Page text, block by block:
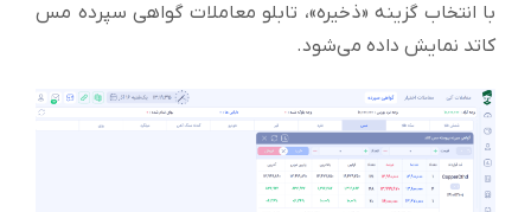
با انتخاب گزینه «ذخیره»، تابلو معاملات گواهی سپرده مس
کاتد نمایش داده می‌شود.